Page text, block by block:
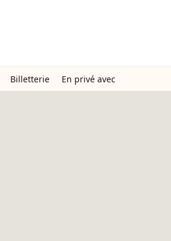
Billetterie En privé avec